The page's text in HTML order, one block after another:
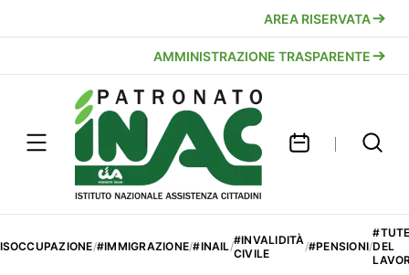
AREA RISERVATA
AMMINISTRAZIONE TRASPARENTE
/#IMMIGRAZIONE/#INAIL/#INVALIDITÀ
CIVILE
/#PENSIONI/DEL